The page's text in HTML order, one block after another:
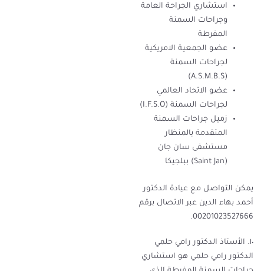
استشاري الجراحة العامة
وجراحات السمنة
المفرطة
عضو الجمعية الامريكية
لجراحات السمنة
(A.S.M.B.S)
عضو الاتحاد العالمي
لجراحات السمنة (I.F.S.O)
زميل جراحات السمنة
المتقدمة بالمنظار
مستشفى سان جان
(Saint Jan) ببلجيكا
يمكن التواصل مع عيادة الدكتور
أحمد بهاء الدين عبر الاتصال برقم
00201023527666.
١٠. الأستاذ الدكتور رامي حلمي
الدكتور رامي حلمي هو استشاري